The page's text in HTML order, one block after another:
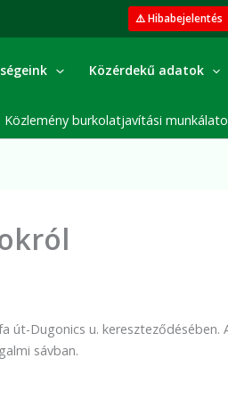
⚠️ Hibabejelentés
Közérdekű adatok
Közlemény burkolatjavítási
út-Dugonics u. kereszteződésében.
sávban.